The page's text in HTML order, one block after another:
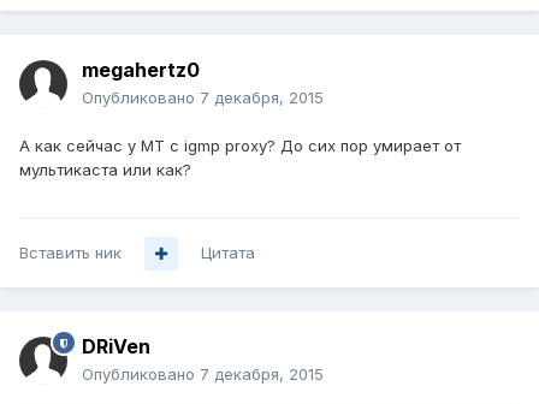
megahertz0
Опубликовано 7 декабря, 2015
А как сейчас у МТ с igmp proxy? До сих пор умирает от
мультикаста или как?
Вставить ник Цитата
DRiVen
Опубликовано 7 декабря, 2015